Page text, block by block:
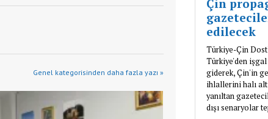
Genel kategorisinden daha fazla yazı »